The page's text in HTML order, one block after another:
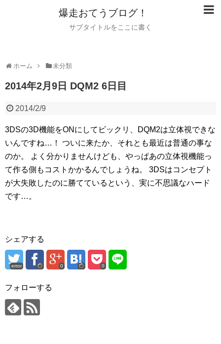
爆走おてうブログ！
サブタイトルをここに書く
ホーム 未分類
2014年2月9日 DQM2 6日目
2014/2/9
3DSの3D機能をONにしてビックリ、DQM2は立体視できな
いんですね…！
ついに来たか、それとも最近は普通の事な
のか。
よく分かりませんけども、やっぱあの立体視機能っ
て作る側もコストかかるんでしょうね。
3DSはコンセプト
が大失敗したのに勝てているという、実に不思議なハード
です…。
シェアする
error 0 0
フォローする